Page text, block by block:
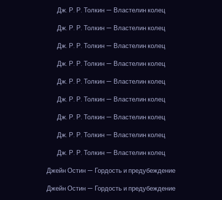
Дж. Р. Р. Толкин — Властелин колец
Дж. Р. Р. Толкин — Властелин колец
Дж. Р. Р. Толкин — Властелин колец
Дж. Р. Р. Толкин — Властелин колец
Дж. Р. Р. Толкин — Властелин колец
Дж. Р. Р. Толкин — Властелин колец
Дж. Р. Р. Толкин — Властелин колец
Дж. Р. Р. Толкин — Властелин колец
Дж. Р. Р. Толкин — Властелин колец
Джейн Остин — Гордость и предубеждение
Джейн Остин — Гордость и предубеждение